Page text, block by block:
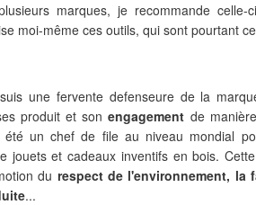
marques, je recommande
moi-même ces outils, qui sont pourtant
une fervente defenseure de la
produit et sonengagement de
été un chef de file au niveau mondial
jouets et cadeaux inventifs en bois.
du respect de l'environnement, la
...